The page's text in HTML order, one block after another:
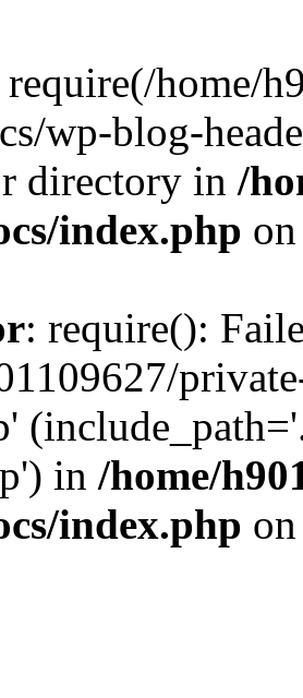
require(/home/
wp-blog-
directory in /
index.php
: require():
in /home/
index.php